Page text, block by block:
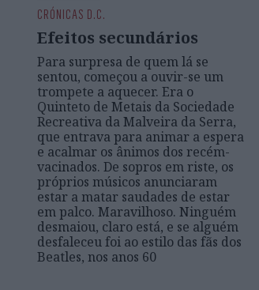
CRÓNICAS D.C.
Efeitos secundários
Para surpresa de quem lá se
sentou, começou a ouvir-se um
trompete a aquecer. Era o
Quinteto de Metais da Sociedade
Recreativa da Malveira da Serra,
que entrava para animar a espera
e acalmar os ânimos dos recém-
vacinados. De sopros em riste, os
próprios músicos anunciaram
estar a matar saudades de estar
em palco. Maravilhoso. Ninguém
desmaiou, claro está, e se alguém
desfaleceu foi ao estilo das fãs dos
Beatles, nos anos 60